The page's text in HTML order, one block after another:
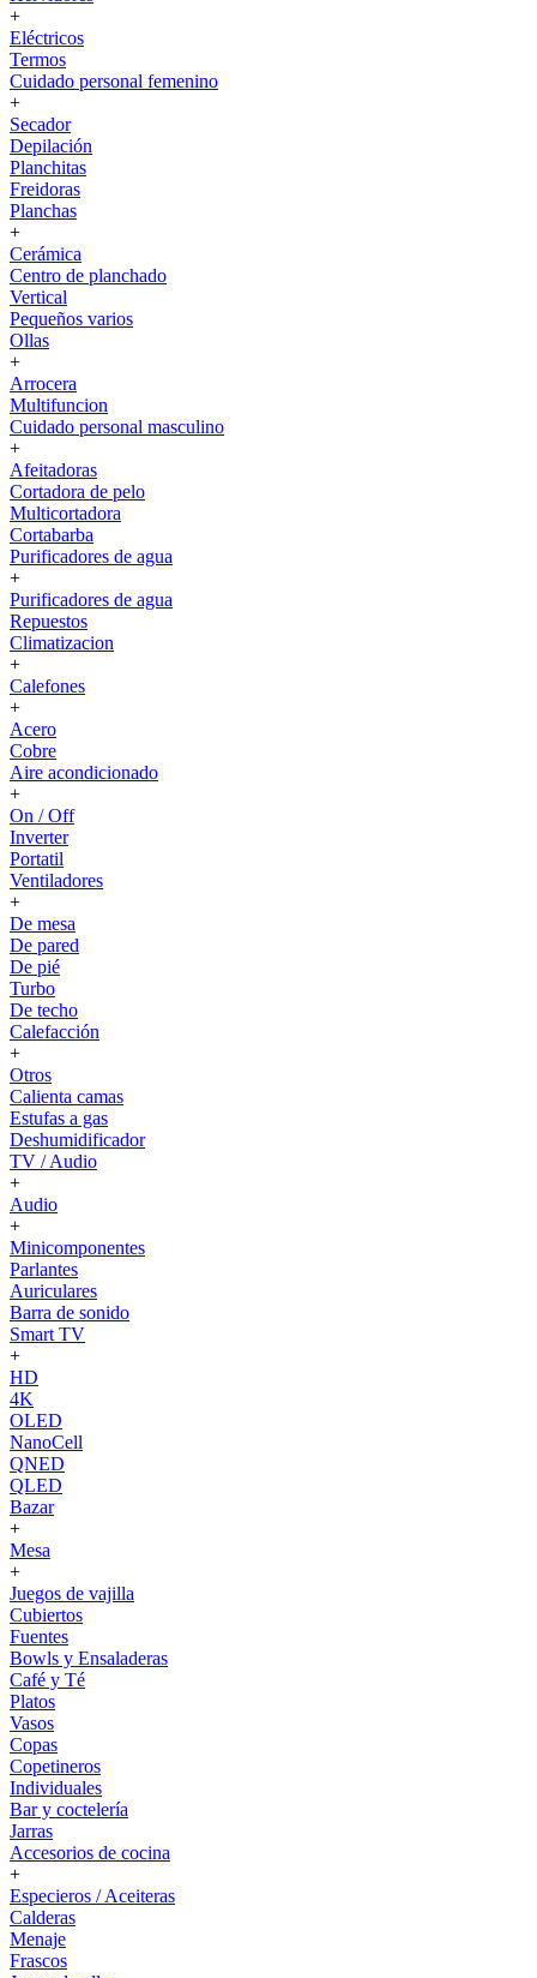
+
Eléctricos
Termos
Cuidado personal femenino
+
Secador
Depilación
Planchitas
Freidoras
Planchas
+
Cerámica
Centro de planchado
Vertical
Pequeños varios
Ollas
+
Arrocera
Multifuncion
Cuidado personal masculino
+
Afeitadoras
Cortadora de pelo
Multicortadora
Cortabarba
Purificadores de agua
+
Purificadores de agua
Repuestos
Climatizacion
+
Calefones
+
Acero
Cobre
Aire acondicionado
+
On / Off
Inverter
Portatil
Ventiladores
+
De mesa
De pared
De pié
Turbo
De techo
Calefacción
+
Otros
Calienta camas
Estufas a gas
Deshumidificador
TV / Audio
+
Audio
+
Minicomponentes
Parlantes
Auriculares
Barra de sonido
Smart TV
+
HD
4K
OLED
NanoCell
QNED
QLED
Bazar
+
Mesa
+
Juegos de vajilla
Cubiertos
Fuentes
Bowls y Ensaladeras
Café y Té
Platos
Vasos
Copas
Copetineros
Individuales
Bar y coctelería
Jarras
Accesorios de cocina
+
Especieros / Aceiteras
Calderas
Menaje
Frascos